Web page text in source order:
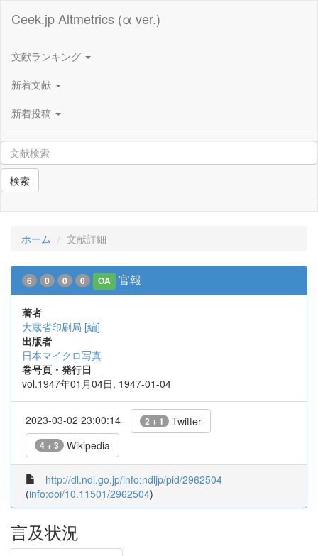
Ceek.jp Altmetrics (α ver.)
文献ランキング
新着文献
新着投稿
検索
ホーム 文献詳細
6 0 0 0 OA 官報
著者
大蔵省印刷局 [編]
出版者
日本マイクロ写真
巻号頁・発行日
vol.1947年01月04日, 1947-01-04
2023-03-02 23:00:14 2 + 1 Twitter
4 + 3 Wikipedia
http://dl.ndl.go.jp/info:ndljp/pid/2962504
(info:doi/10.11501/2962504)
言及状況